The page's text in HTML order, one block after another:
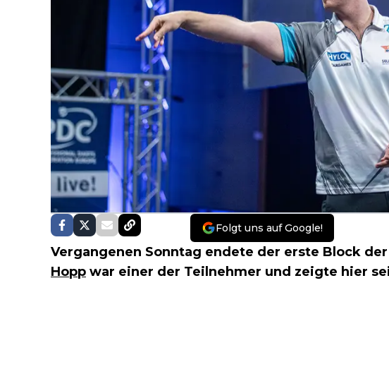
Folgt uns auf Google!
Vergangenen Sonntag endete der erste Block
Hopp war einer der Teilnehmer und zeigte hier